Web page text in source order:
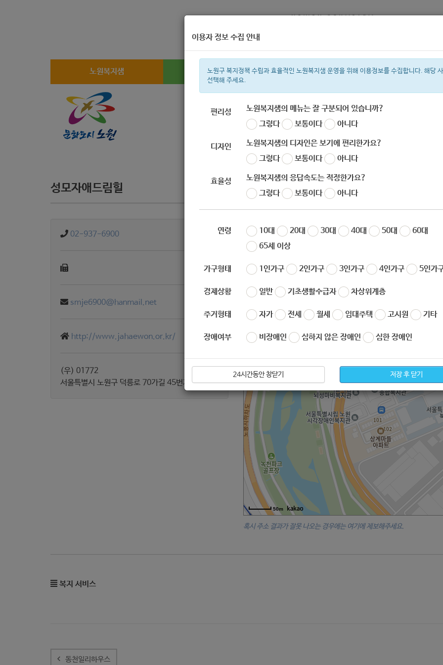
노원복지샘 복지정보 복지서비스 신청 복지
복지관 지원금 ìº 이용시설 성민복지관
이용자 정보 수집 안내
노원구 복지정책 수립과 효율적인 노원복지샘 운영을 위해 이용정보를 수집합니다. 해당
선택해 주세요.
편리성
노원복지샘의 메뉴는 잘 구분되어 있습니까?
그렇다
보통이다 아니다
디자인
노원복지샘의 디자인은 보기에 편리한가요?
그렇다
보통이다 아니다
효율성
노원복지샘의 응답속도는 적정한가요?
그렇다
보통이다 아니다
연령 10대 20대 30대 40대 50대
60대
65세 이상
가구형태 1인가구 2인가구 3인가구 4인가구 5인가
경제상황 일반 기초생활수급자 차상위계층
주거형태 자가 전세 월세 임대주택 고시원 기타
장애여부 비장애인 심하지 않은 장애인 심한 장애인
24시간동안 창닫기 저장 후 닫기
성모자애드림힐
02-937-6900
smje6900@hanmail.net
http://www.jahaewon.or.kr/
(우) 01772
서울특별시 노원구 덕릉로 70가길 45번지
서울특별시 노원구 덕릉로 70가길 45번지
50m
혹시 주소 결과가 잘못 나오는 경우에는 여기에 제보해주세요.
복지 서비스
내 동천일리하우스